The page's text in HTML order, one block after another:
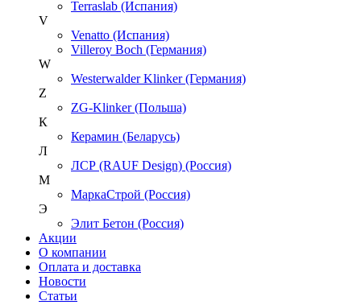
Terraslab (Испания)
V
Venatto (Испания)
Villeroy Boch (Германия)
W
Westerwalder Klinker (Германия)
Z
ZG-Klinker (Польша)
К
Керамин (Беларусь)
Л
ЛСР (RAUF Design) (Россия)
М
МаркаСтрой (Россия)
Э
Элит Бетон (Россия)
Акции
О компании
Оплата и доставка
Новости
Статьи